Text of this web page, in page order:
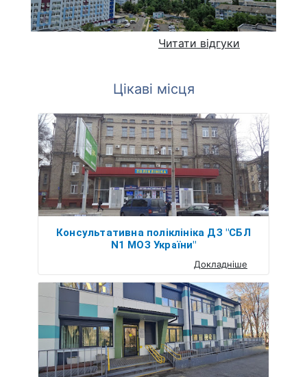
Читати відгуки
Цікаві місця
Консультативна поліклініка ДЗ "СБЛ
N1 МОЗ України"
Докладніше